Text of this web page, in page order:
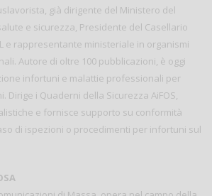
già dirigente del Ministero del
e sicurezza, Presidente del Casellario
e rappresentante ministeriale in organismi
Autore di oltre 100 pubblicazioni, è oggi
infortuni e malattie professionali per
Dirige i Quaderni della Sicurezza AiFOS,
e fornisce supporto su conformità
di ispezioni o procedimenti per infortuni sul